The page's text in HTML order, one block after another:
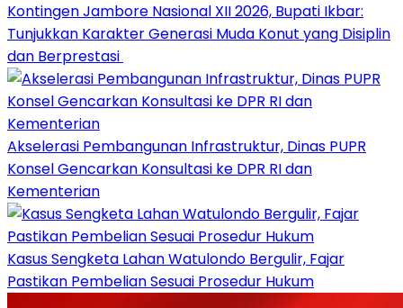
Kontingen Jambore Nasional XII 2026, Bupati Ikbar:
Tunjukkan Karakter Generasi Muda Konut yang Disiplin
dan Berprestasi ‎
Akselerasi Pembangunan Infrastruktur, Dinas PUPR
Konsel Gencarkan Konsultasi ke DPR RI dan
Kementerian
‎Kasus Sengketa Lahan Watulondo Bergulir, Fajar
Pastikan Pembelian Sesuai Prosedur Hukum